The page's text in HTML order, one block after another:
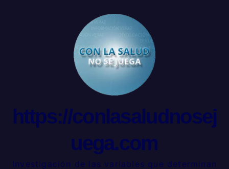
https://conlasaludnosej
uega.com
Investigación de las variables que determinan